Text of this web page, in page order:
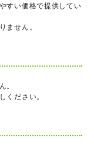
すい価格で提供してい
ません。
。
ください。